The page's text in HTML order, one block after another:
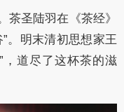
茶圣陆羽在《茶经》
。明末清初思想家王
，道尽了这杯茶的滋